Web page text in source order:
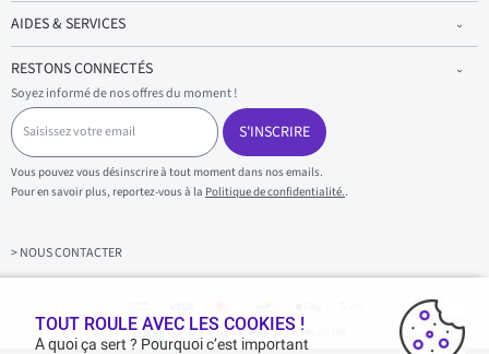
AIDES & SERVICES
RESTONS CONNECTÉS
Soyez informé de nos offres du moment !
S
a
i
s
i
s
z
v
S'INSCRIRE
Vous pouvez vous désinscrire à tout moment dans nos emails.
Pour en savoir plus, reportez-vous à la Politique de confidentialité..
> NOUS CONTACTER
Achats & paiements 100% sécurisés
TOUT ROULE AVEC LES COOKIES !
A quoi ça sert ? Pourquoi c’est important